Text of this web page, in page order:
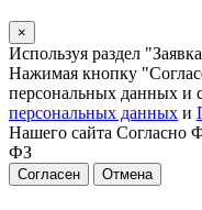
×
Используя раздел
Нажимая кнопку
персональных данных и
персональных данных и
Нашего сайта
ФЗ
Согласен Отмена